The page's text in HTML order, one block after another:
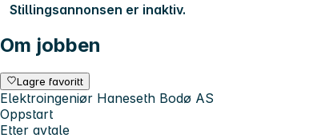
Stillingsannonsen er inaktiv.
Om jobben
Lagre favoritt
Elektroingeniør Haneseth Bodø AS
Oppstart
Etter avtale